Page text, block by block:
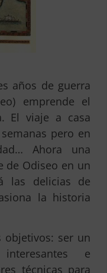
años de guerra
emprende el
El viaje a casa
pero en
Ahora una
de Odiseo en un
las delicias de
la historia
objetivos: ser un
e
técnicas para